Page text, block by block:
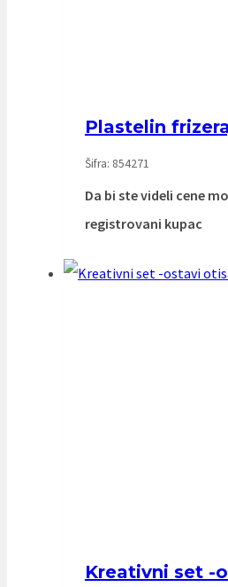
Plastelin
Šifra: 854271
Da bi ste videli cene
registrovani kupac
Kreativni set -